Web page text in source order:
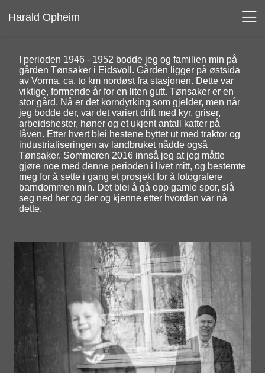
Harald Opheim
I perioden 1946 - 1952 bodde jeg og familien min på
gården Tønsaker i Eidsvoll. Gården ligger på østsida
av Vorma, ca. to km nordøst fra stasjonen. Dette var
viktige, formende år for en liten gutt. Tønsaker er en
stor gård. Nå er det korndyrking som gjelder, men når
jeg bodde der, var det variert drift med kyr, griser,
arbeidshester, høner og et ukjent antall katter på
låven. Etter hvert blei hestene byttet ut med traktor og
industrialiseringen av landbruket nådde også
Tønsaker. Sommeren 2016 innså jeg at jeg måtte
gjøre noe med denne perioden i livet mitt, og bestemte
meg for å sette i gang et prosjekt for å fotografere
barndommen min. Det blei å gå opp gamle spor, slå
seg ned her og der og kjenne etter hvordan var nå
dette.